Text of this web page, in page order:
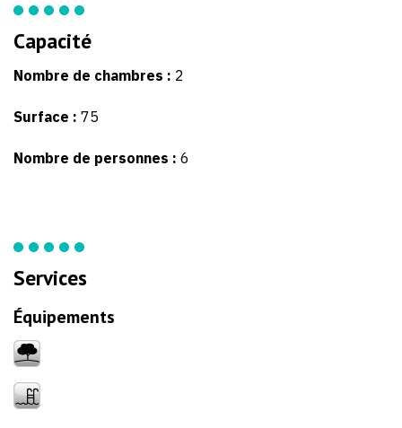
Capacité
Nombre de chambres : 2
Surface : 75
Nombre de personnes : 6
Services
Équipements